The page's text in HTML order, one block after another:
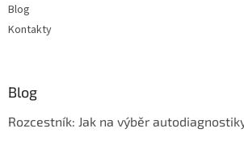
Blog
Kontakty
Blog
Rozcestník: Jak na výběr